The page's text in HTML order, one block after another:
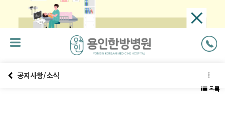
팝
닫
기
공지사항/소식
목록